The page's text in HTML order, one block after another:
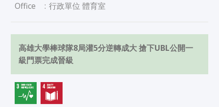
Office
: 行政單位 體育室
高雄大學棒球隊8局灌5分逆轉成大 搶下UBL公開一
級門票完成晉級